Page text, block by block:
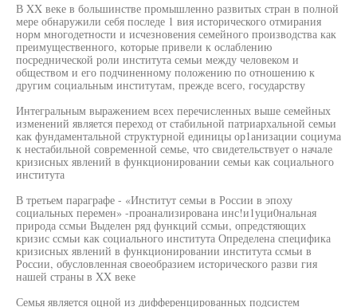
В XX веке в большинстве промышленно развитых стран в полной
мере обнаружили себя последе 1 вия исторического отмирания
норм многодетности и исчезновения семейного производства как
преимущественного, которые привели к ослаблению
посреднической роли института семьи между человеком и
обществом и его подчиненному положению по отношению к
другим социальным институтам, прежде всего, государству
Интегральным выражением всех перечисленных выше семейных
изменений является переход от стабильной патриархальной семьи
как фундаментальной структурной единицы ор1анизации социума
к нестабильной современной семье, что свидетельствует о начале
кризисных явлений в функционировании семьи как социального
института
В третьем параграфе - «Институт семьи в России в эпоху
социальных перемен» -проанализирована инс!и1уци0нальная
природа ссмьи Выделен ряд функций ссмьи, опредстяющих
кризис ссмьи как социального института Определена специфика
кризисных явлений в функционировании института ссмьи в
России, обусловленная своеобразием исторического разви гия
нашей страны в XX веке
Семья является оцной из дифференцированных подсистем